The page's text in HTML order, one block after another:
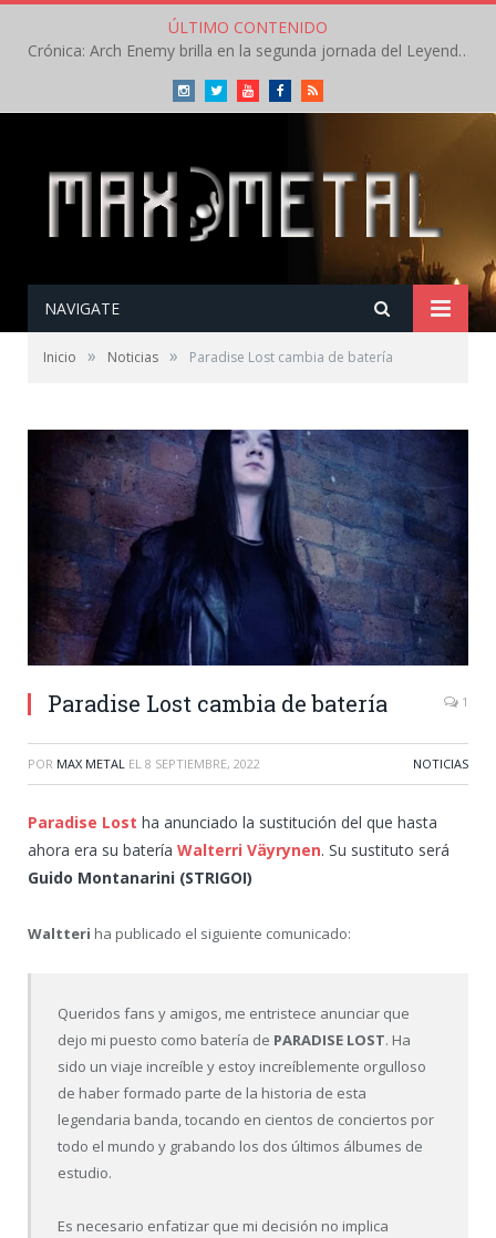
ÚLTIMO CONTENIDO
Crónica: Arch Enemy brilla en la segunda jornada del Leyendas del Rock – Jueves – Agosto 2026
InstagramTwitterYoutubeFacebookRSS
NAVIGATE
Inicio » Noticias » Paradise Lost cambia de batería
Paradise Lost cambia de batería 1
POR MAX METAL EL 8 SEPTIEMBRE, 2022 NOTICIAS
Paradise Lost ha anunciado la sustitución del que hasta
ahora era su batería Walterri Väyrynen. Su sustituto será
Guido Montanarini (STRIGOI)
Waltteri ha publicado el siguiente comunicado:
Queridos fans y amigos, me entristece anunciar que
dejo mi puesto como batería de PARADISE LOST. Ha
sido un viaje increíble y estoy increíblemente orgulloso
de haber formado parte de la historia de esta
legendaria banda, tocando en cientos de conciertos por
todo el mundo y grabando los dos últimos álbumes de
estudio.
Es necesario enfatizar que mi decisión no implica